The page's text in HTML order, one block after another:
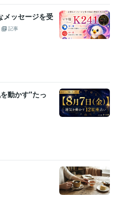
ッセージを受
記事
動かす"たっ